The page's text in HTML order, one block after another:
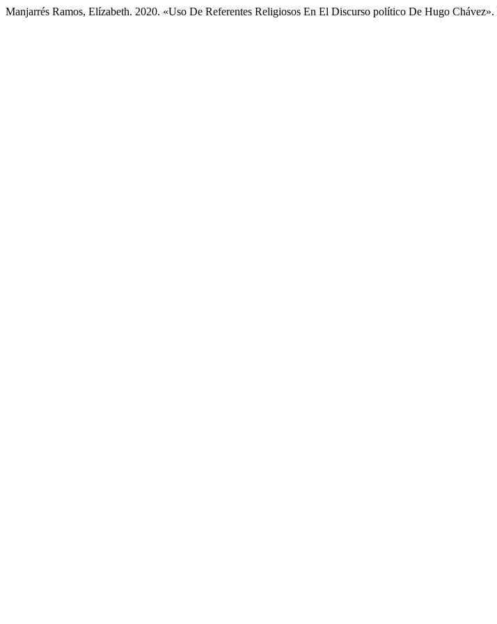
Manjarrés Ramos, Elízabeth. 2020. «Uso De Referentes Religiosos En El Discurso político De Hugo Chávez».